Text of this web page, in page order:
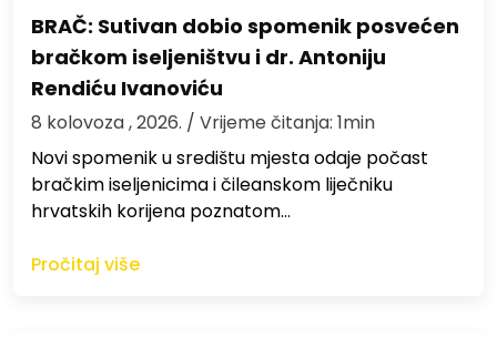
BRAČ: Sutivan dobio spomenik posvećen
bračkom iseljeništvu i dr. Antoniju
Rendiću Ivanoviću
8 kolovoza , 2026. / Vrijeme čitanja: 1min
Novi spomenik u središtu mjesta odaje počast
bračkim iseljenicima i čileanskom liječniku
hrvatskih korijena poznatom…
Pročitaj više